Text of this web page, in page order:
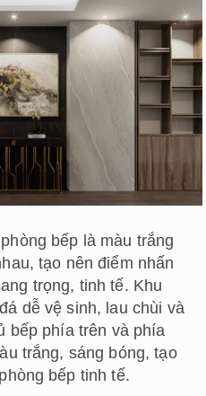
bếp là màu trắng
tạo nên điểm nhấn
trọng, tinh tế. Khu
dễ vệ sinh, lau chùi và
bếp phía trên và phía
trắng, sáng bóng, tạo
bếp tinh tế.